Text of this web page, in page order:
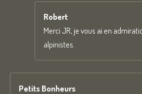
Robert
Merci JR, je vous ai en
alpinistes.
Petits Bonheurs